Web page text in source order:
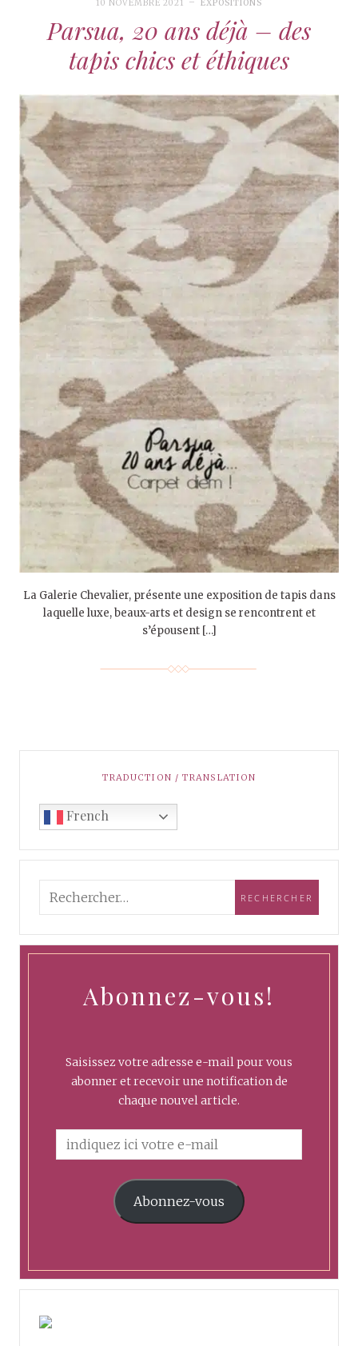
10 NOVEMBRE 2021 EXPOSITIONS
Parsua, 20 ans déjà – des
tapis chics et éthiques
La Galerie Chevalier, présente une exposition de tapis dans
laquelle luxe, beaux-arts et design se rencontrent et
s’épousent […]
TRADUCTION / TRANSLATION
French
Abonnez-vous!
Saisissez votre adresse e-mail pour vous
abonner et recevoir une notification de
chaque nouvel article.
Abonnez-vous